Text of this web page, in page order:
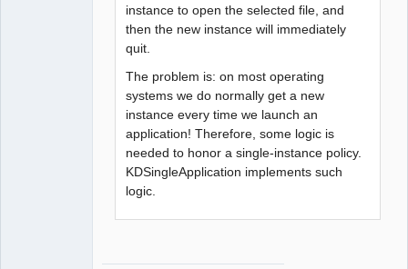
instance to open the selected file, and
then the new instance will immediately
quit.
The problem is: on most operating
systems we do normally get a new
instance every time we launch an
application! Therefore, some logic is
needed to honor a single-instance policy.
KDSingleApplication implements such
logic.